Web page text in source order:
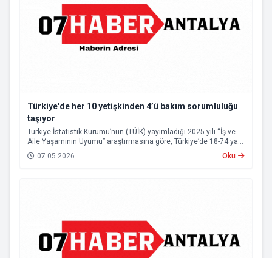
Türkiye'de her 10 yetişkinden 4’ü bakım sorumluluğu
taşıyor
Türkiye İstatistik Kurumu’nun (TÜİK) yayımladığı 2025 yılı “İş ve
Aile Yaşamının Uyumu” araştırmasına göre, Türkiye’de 18-74 yaş
grubundaki nüfusun yüzde 43,1’i bakım sorumluluğu üstleniyor.
07.05.2026 Oku